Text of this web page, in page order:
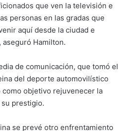
que ven la televisión e
personas en las gradas que
aquí desde la ciudad e
Hamilton.
de comunicación, que tomó el
del deporte automovilístico
como objetivo rejuvenecer la
prestigio.
se prevé otro enfrentamiento